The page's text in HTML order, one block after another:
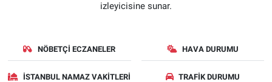
izleyicisine sunar.
NÖBETÇI ECZANELER HAVA DURUMU
İSTANBUL NAMAZ VAKITLERI TRAFIK DURUMU